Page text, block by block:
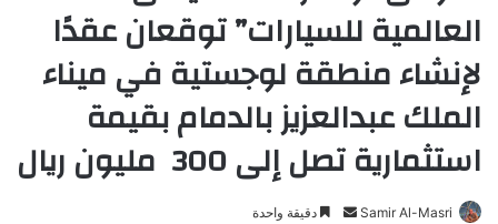
العالمية للسيارات” توقعان عقدًا
لإنشاء منطقة لوجستية في ميناء
الملك عبدالعزيز بالدمام بقيمة
استثمارية تصل إلى 300 مليون ريال
Samir Al-Masri دقيقة واحدة